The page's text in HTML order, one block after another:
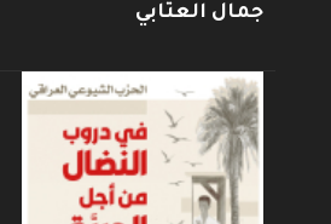
جمال العتابي